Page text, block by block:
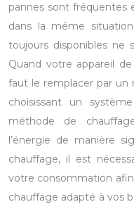
pannes sont fréquentes
dans la même
toujours disponibles ne
Quand votre appareil
faut le remplacer par un
choisissant un
méthode de
l’énergie de manière
chauffage, il est
votre consommation
chauffage adapté à vos